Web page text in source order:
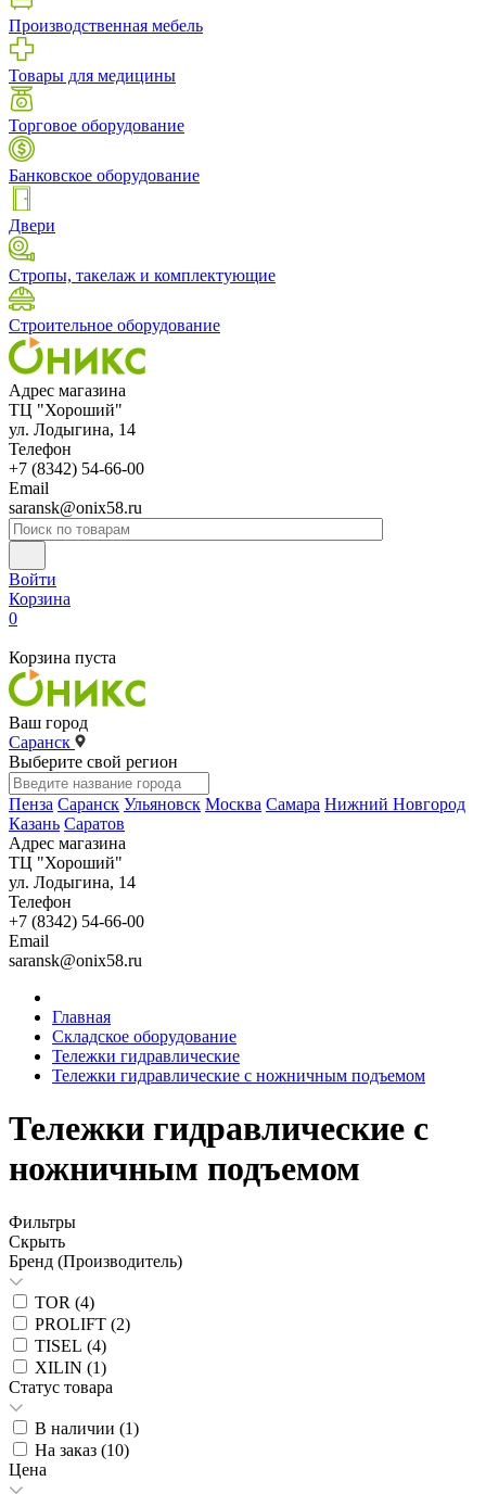
Производственная мебель
Товары для медицины
Торговое оборудование
Банковское оборудование
Двери
Стропы, такелаж и комплектующие
Строительное оборудование
Адрес магазина
ТЦ "Хороший"
ул. Лодыгина, 14
Телефон
+7 (8342) 54-66-00
Email
saransk@onix58.ru
Войти
Корзина
0
Корзина пуста
Ваш город
Саранск
Выберите свой регион
Пенза Саранск Ульяновск Москва Самара Нижний Новгород
Казань Саратов
Адрес магазина
ТЦ "Хороший"
ул. Лодыгина, 14
Телефон
+7 (8342) 54-66-00
Email
saransk@onix58.ru
Главная
Складское оборудование
Тележки гидравлические
Тележки гидравлические с ножничным подъемом
Тележки гидравлические с
ножничным подъемом
Фильтры
Скрыть
Бренд (Производитель)
TOR (4)
PROLIFT (2)
TISEL (4)
XILIN (1)
Статус товара
В наличии (1)
На заказ (10)
Цена